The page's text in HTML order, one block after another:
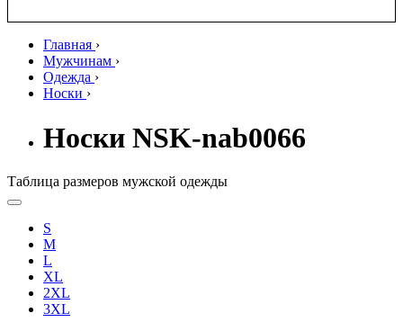
Главная ›
Мужчинам ›
Одежда ›
Носки ›
Носки NSK-nab0066
Таблица размеров мужской одежды
S
M
L
XL
2XL
3XL